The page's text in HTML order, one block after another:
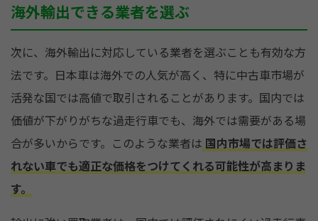
海外輸出できる業者を選ぶ
次に、海外輸出に対応している業者を選ぶことも有効な方
法です。日本車は海外での人気が高く、特に中古車市場が
活発な国では高値で取引されることがあります。国内では
価値が下がりがちな過走行車でも、海外では需要がある場
合が多いからです。このような業者は 国内市場では評価さ
れない車でも適正な価格をつけてくれる可能性が高まりま
す。